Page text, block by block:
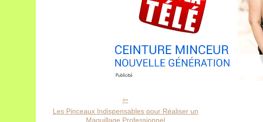
Les Pinceaux Indispensables pour Réaliser un
Maquillage Professionnel